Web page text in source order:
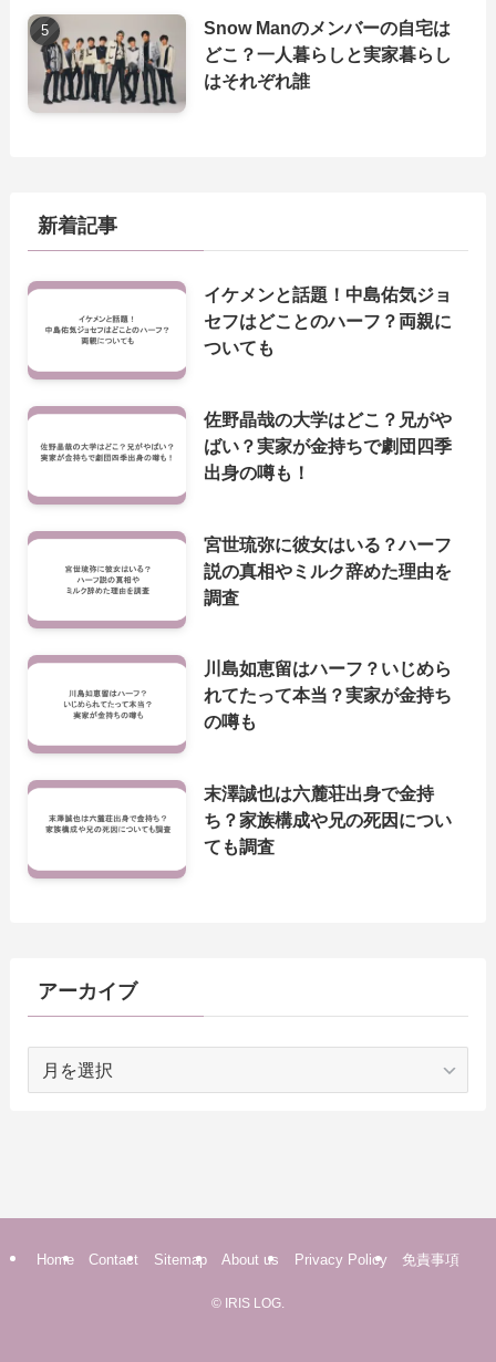
Snow Manのメンバーの自宅は
どこ？一人暮らしと実家暮らし
はそれぞれ誰
新着記事
イケメンと話題！中島佑気ジョ
セフはどことのハーフ？両親に
ついても
佐野晶哉の大学はどこ？兄がや
ばい？実家が金持ちで劇団四季
出身の噂も！
宮世琉弥に彼女はいる？ハーフ
説の真相やミルク辞めた理由を
調査
川島如恵留はハーフ？いじめら
れてたって本当？実家が金持ち
の噂も
末澤誠也は六麓荘出身で金持
ち？家族構成や兄の死因につい
ても調査
アーカイブ
Home Contact Sitemap About us Privacy Policy 免責事項
© IRIS LOG.